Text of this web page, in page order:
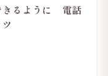
きるように 電話